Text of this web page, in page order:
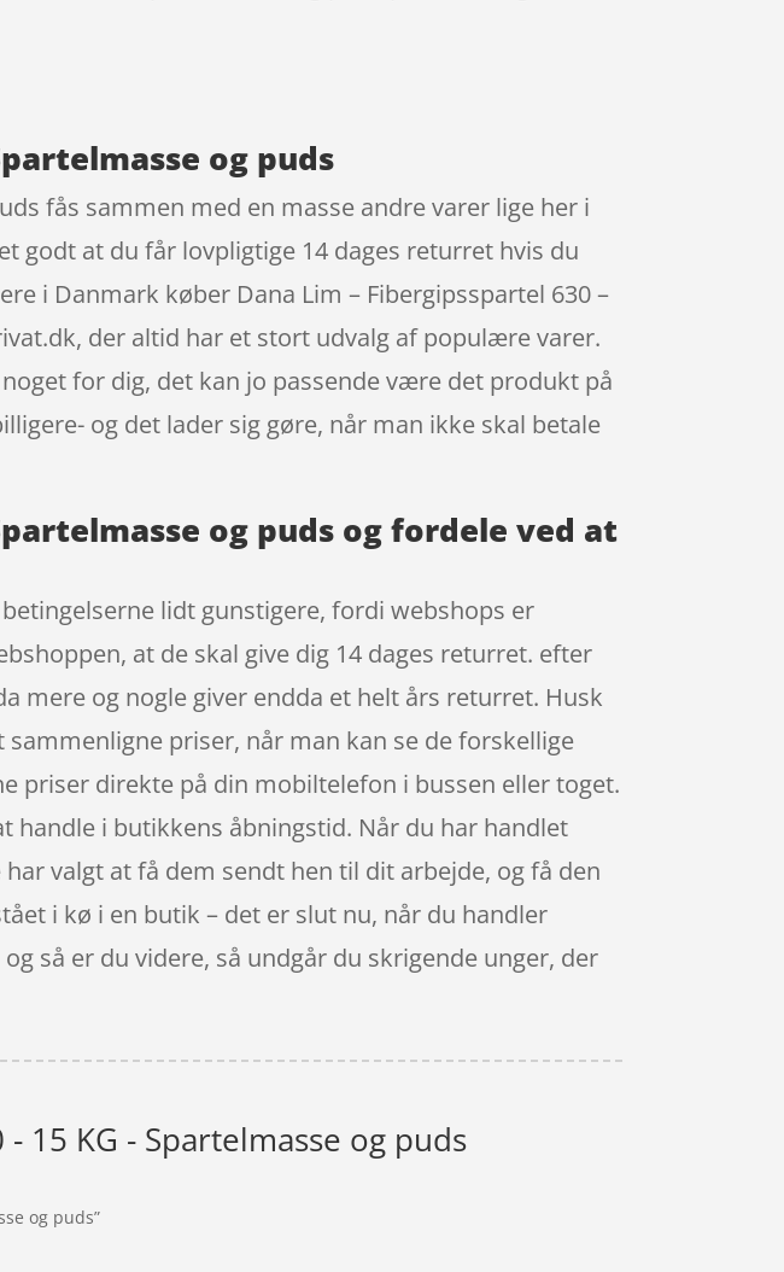
og puds
fås sammen med en masse andre varer lige her i
godt at du får lovpligtige 14 dages returret hvis du
i Danmark køber Dana Lim – Fibergipsspartel 630 –
der altid har et stort udvalg af populære varer.
for dig, det kan jo passende være det produkt på
og det lader sig gøre, når man ikke skal betale
og puds og fordele ved at
lidt gunstigere, fordi webshops er
at de skal give dig 14 dages returret. efter
mere og nogle giver endda et helt års returret. Husk
priser, når man kan se de forskellige
priser direkte på din mobiltelefon i bussen eller toget.
handle i butikkens åbningstid. Når du har handlet
valgt at få dem sendt hen til dit arbejde, og få den
i kø i en butik – det er slut nu, når du handler
så er du videre, så undgår du skrigende unger, der
15 KG - Spartelmasse og puds
og puds”